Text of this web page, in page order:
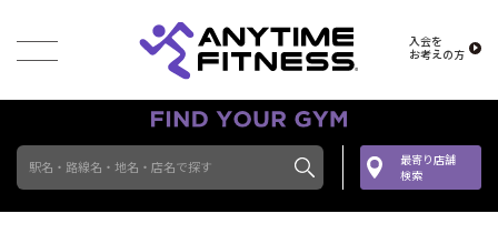
入会を
お考えの方
駅名・路線名・地名・店名で探す
最寄り店舗
検索